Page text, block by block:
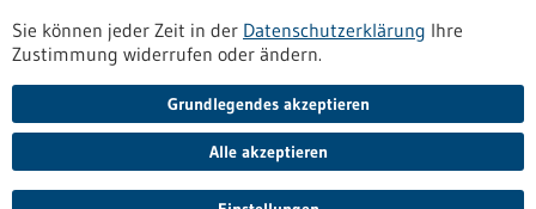
Informiert bleiben
Newsletter abonnieren
Sie können jeder Zeit in der Datenschutzerklärung Ihre
Zustimmung widerrufen oder ändern.
Grundlegendes akzeptieren
Alle akzeptieren